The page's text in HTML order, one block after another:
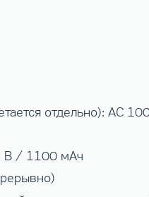
отдельно): AC
В / 1100 мАч